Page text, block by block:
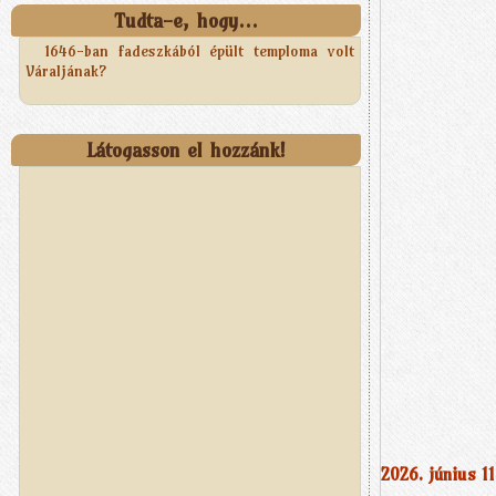
Tudta-e, hogy...
1646-ban fadeszkából épült temploma volt
Váraljának?
Látogasson el hozzánk!
2026. június